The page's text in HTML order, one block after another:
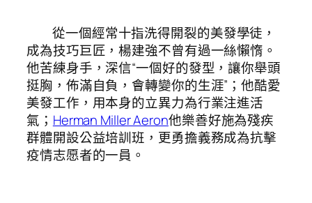
從一個經常十指洗得開裂的美發學徒，
成為技巧巨匠，楊建強不曾有過一絲懶惰。
他苦練身手，深信“一個好的發型，讓你舉頭
挺胸，佈滿自負，會轉變你的生涯”；他酷愛
美發工作，用本身的立異力為行業注進活
氣； Herman Miller Aeron他樂善好施為殘疾
群體開設公益培訓班，更勇擔義務成為抗擊
疫情志愿者的一員。